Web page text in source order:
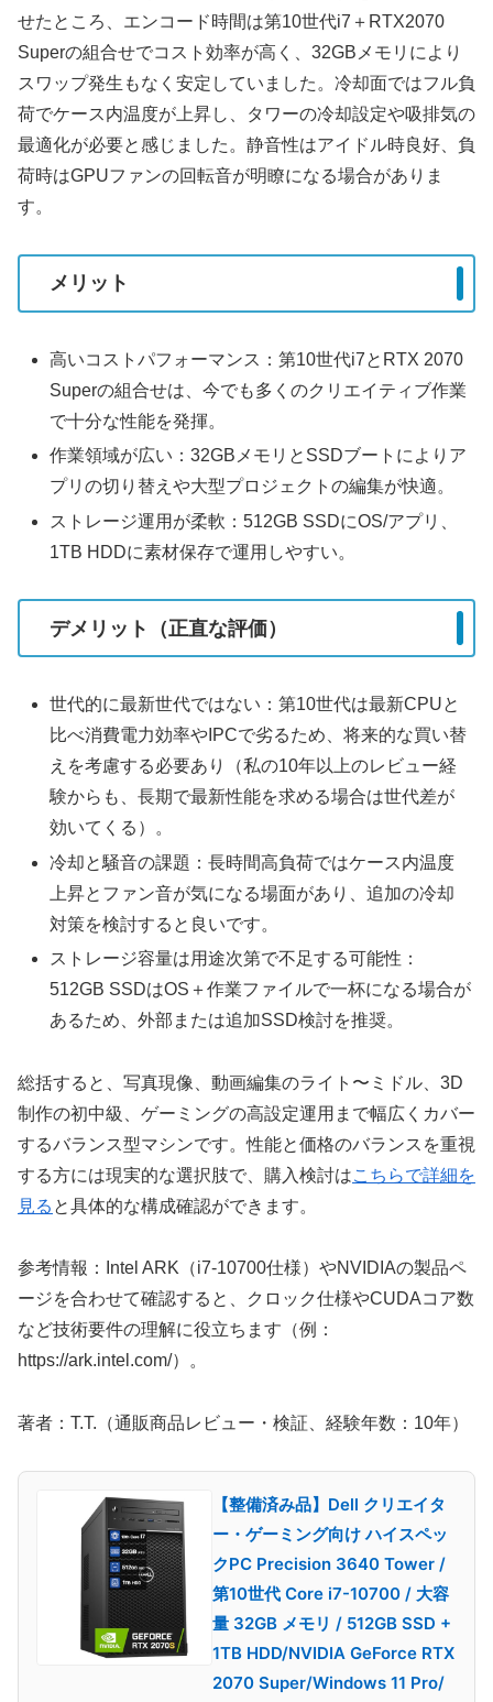
せたところ、エンコード時間は第10世代i7＋RTX2070
Superの組合せでコスト効率が高く、32GBメモリにより
スワップ発生もなく安定していました。冷却面ではフル負
荷でケース内温度が上昇し、タワーの冷却設定や吸排気の
最適化が必要と感じました。静音性はアイドル時良好、負
荷時はGPUファンの回転音が明瞭になる場合がありま
す。
メリット
高いコストパフォーマンス：第10世代i7とRTX 2070
Superの組合せは、今でも多くのクリエイティブ作業
で十分な性能を発揮。
作業領域が広い：32GBメモリとSSDブートによりア
プリの切り替えや大型プロジェクトの編集が快適。
ストレージ運用が柔軟：512GB SSDにOS/アプリ、
1TB HDDに素材保存で運用しやすい。
デメリット（正直な評価）
世代的に最新世代ではない：第10世代は最新CPUと
比べ消費電力効率やIPCで劣るため、将来的な買い替
えを考慮する必要あり（私の10年以上のレビュー経
験からも、長期で最新性能を求める場合は世代差が
効いてくる）。
冷却と騒音の課題：長時間高負荷ではケース内温度
上昇とファン音が気になる場面があり、追加の冷却
対策を検討すると良いです。
ストレージ容量は用途次第で不足する可能性：
512GB SSDはOS＋作業ファイルで一杯になる場合が
あるため、外部または追加SSD検討を推奨。
総括すると、写真現像、動画編集のライト〜ミドル、3D
制作の初中級、ゲーミングの高設定運用まで幅広くカバー
するバランス型マシンです。性能と価格のバランスを重視
する方には現実的な選択肢で、購入検討はこちらで詳細を
見る と具体的な構成確認ができます。
参考情報：Intel ARK（i7-10700仕様）やNVIDIAの製品ペ
ージを合わせて確認すると、クロック仕様やCUDAコア数
など技術要件の理解に役立ちます（例：
https://ark.intel.com/）。
著者：T.T.（通販商品レビュー・検証、経験年数：10年）
【整備済み品】Dell クリエイタ
ー・ゲーミング向け ハイスペッ
クPC Precision 3640 Tower /
第10世代 Core i7-10700 / 大容
量 32GB メモリ / 512GB SSD +
1TB HDD/NVIDIA GeForce RTX
2070 Super/Windows 11 Pro/